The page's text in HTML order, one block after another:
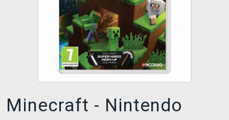
Minecraft - Nintendo